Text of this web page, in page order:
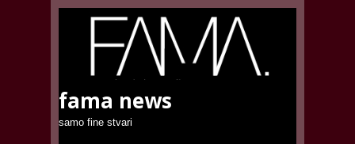
fama news
samo fine stvari